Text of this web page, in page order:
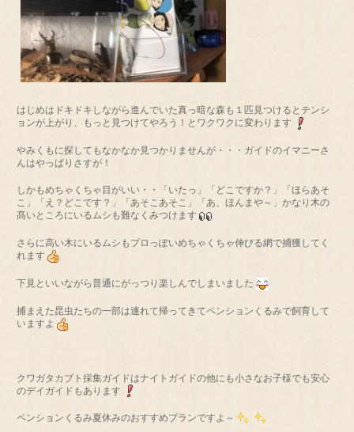
はじめはドキドキしながら進んでいた真っ暗な森も１匹見つけるとテンシ
ョンが上がり、もっと見つけてやろう！とワクワクに変わります
やみくもに探してもなかなか見つかりませんが・・・ガイドのイマニーさ
んはやっぱりさすが！
しかもめちゃくちゃ目がいい・・「いたっ」「どこですか？」「ほらあそ
こ」「え？どこです？」「あそこあそこ」「あ、ほんまや～」かなり木の
髙いところにいるムシも難なくみつけます
さらに高い木にいるムシもプロっぽいめちゃくちゃ伸びる網で捕獲してく
れます
下見といいながら普通にがっつり楽しんでしまいました
捕まえた昆虫たちの一部は連れて帰ってきてペンションくるみで飼育して
いますよ
クワガタカブト採集ガイドはナイトガイドの他にも小さなお子様でも安心
のデイガイドもあります
ペンションくるみ夏休みのおすすめプランですよ～